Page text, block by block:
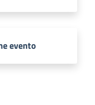
evento